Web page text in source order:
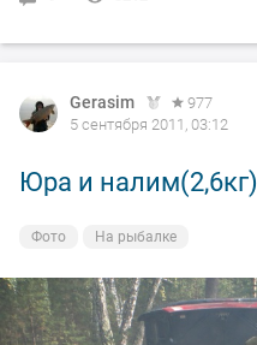
Gerasim
977
5 сентября 2011, 03:12
Юра и налим(2,6кг)
Фото На рыбалке